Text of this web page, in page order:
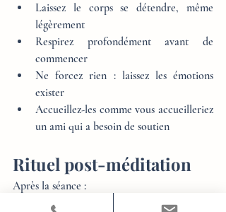
Laissez le corps se détendre, même
légèrement
Respirez profondément avant de
commencer
Ne forcez rien : laissez les émotions
exister
Accueillez-les comme vous accueilleriez
un ami qui a besoin de soutien
Rituel post-méditation
Après la séance :
Placez une main sur votre cœur ou sur